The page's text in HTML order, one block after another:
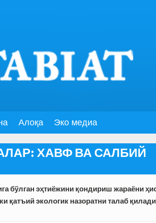
Алоқа Эко медиа
ХАВФ ВА САЛБИЙ
бўлган эҳтиёжини қондириш жараёни
қатъий экологик назоратни талаб